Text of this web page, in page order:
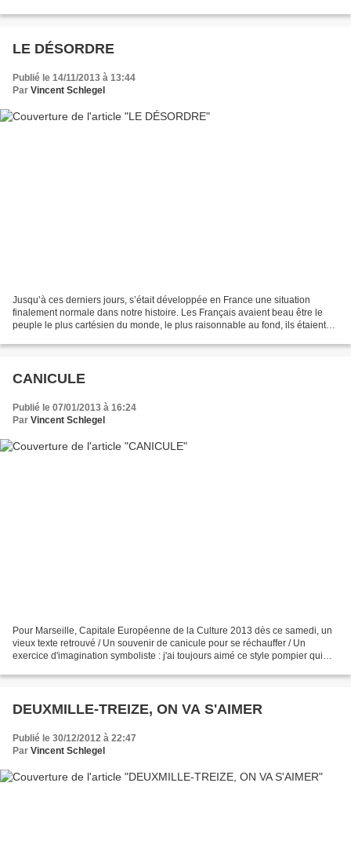
LE DÉSORDRE
Publié le 14/11/2013 à 13:44
Par Vincent Schlegel
Jusqu’à ces derniers jours, s’était développée en France une situation
finalement normale dans notre histoire. Les Français avaient beau être le
peuple le plus cartésien du monde, le plus raisonnable au fond, ils étaient
CANICULE
Publié le 07/01/2013 à 16:24
Par Vincent Schlegel
Pour Marseille, Capitale Européenne de la Culture 2013 dès ce samedi, un
vieux texte retrouvé / Un souvenir de canicule pour se réchauffer / Un
exercice d'imagination symboliste : j'ai toujours aimé ce style pompier qui
DEUXMILLE-TREIZE, ON VA S'AIMER
Publié le 30/12/2012 à 22:47
Par Vincent Schlegel